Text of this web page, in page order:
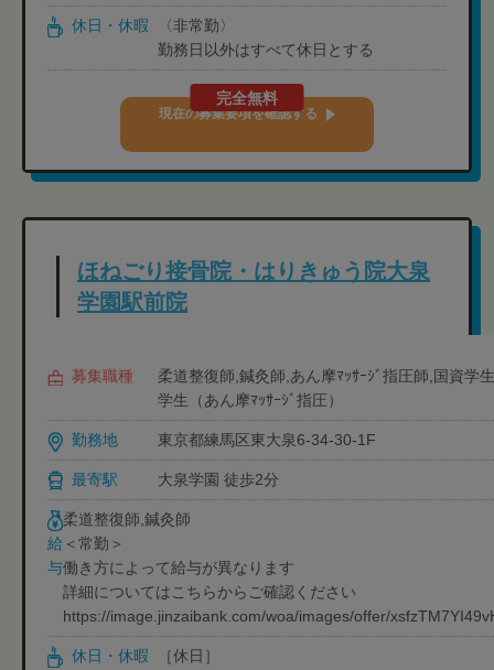
休日・休暇
〈非常勤〉
勤務日以外はすべて休日とする
完全無料
現在の募集要項を確認する
ほねごり接骨院・はりきゅう院大泉
学園駅前院
募集職種
柔道整復師,鍼灸師,あん摩ﾏｯｻｰｼﾞ指圧師,国資学
学生（あん摩ﾏｯｻｰｼﾞ指圧）
勤務地 東京都練馬区東大泉6-34-30-1F
最寄駅 大泉学園 徒歩2分
給
与
柔道整復師,鍼灸師
＜常勤＞
働き方によって給与が異なります
詳細についてはこちらからご確認ください
https://image.jinzaibank.com/woa/images/offer/
休日・休暇
［休日］